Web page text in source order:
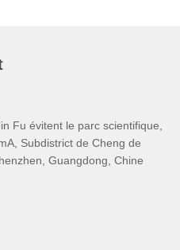
Fu évitent le parc scientifique,
Subdistrict de Cheng de
Guangdong, Chine